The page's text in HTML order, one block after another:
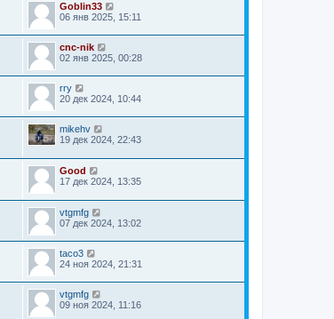
Goblin33
06 янв 2025, 15:11
cnc-nik
02 янв 2025, 00:28
rry
20 дек 2024, 10:44
mikehv
19 дек 2024, 22:43
Good
17 дек 2024, 13:35
vtgmfg
07 дек 2024, 13:02
taco3
24 ноя 2024, 21:31
vtgmfg
09 ноя 2024, 11:16